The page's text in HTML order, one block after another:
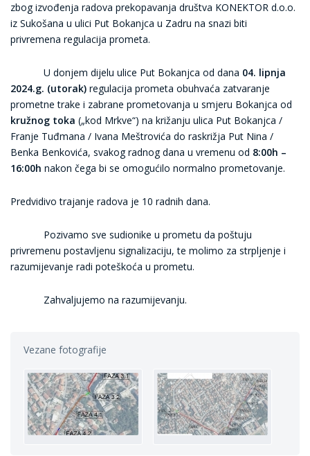
zbog izvođenja radova prekopavanja društva KONEKTOR d.o.o.
iz Sukošana u ulici Put Bokanjca u Zadru na snazi biti
privremena regulacija prometa.
U donjem dijelu ulice Put Bokanjca od dana 04. lipnja
2024.g. (utorak) regulacija prometa obuhvaća zatvaranje
prometne trake i zabrane prometovanja u smjeru Bokanjca od
kružnog toka („kod Mrkve“) na križanju ulica Put Bokanjca /
Franje Tuđmana / Ivana Meštrovića do raskrižja Put Nina /
Benka Benkovića, svakog radnog dana u vremenu od 8:00h –
16:00h nakon čega bi se omogućilo normalno prometovanje.
Predvidivo trajanje radova je 10 radnih dana.
Pozivamo sve sudionike u prometu da poštuju
privremenu postavljenu signalizaciju, te molimo za strpljenje i
razumijevanje radi poteškoća u prometu.
Zahvaljujemo na razumijevanju.
Vezane fotografije